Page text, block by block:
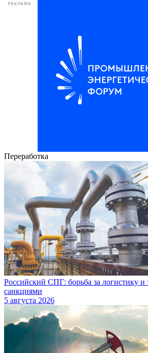
РЕКЛАМА
Переработка
Российский СПГ: борьба за логистику и
санкциями
5 августа 2026